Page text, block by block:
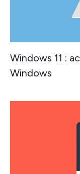
Windows 11 :
Windows